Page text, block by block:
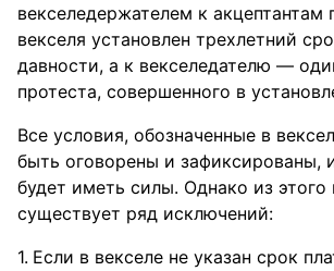
векселедержателем к акцептантам
векселя установлен трехлетний
давности, а к векселедателю —
протеста, совершенного в
Все условия, обозначенные в
быть оговорены и зафиксированы,
будет иметь силы. Однако из этого
существует ряд исключений:
Если в векселе не указан срок